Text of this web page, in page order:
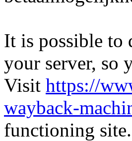
It is possible to
your server, so
Visit https://
wayback-
functioning site.